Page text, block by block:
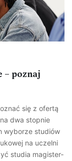
– poznaj
się z ofertą
dwa stop­nie
wybo­rze stu­diów
na uczelni
stu­dia magi­ster­